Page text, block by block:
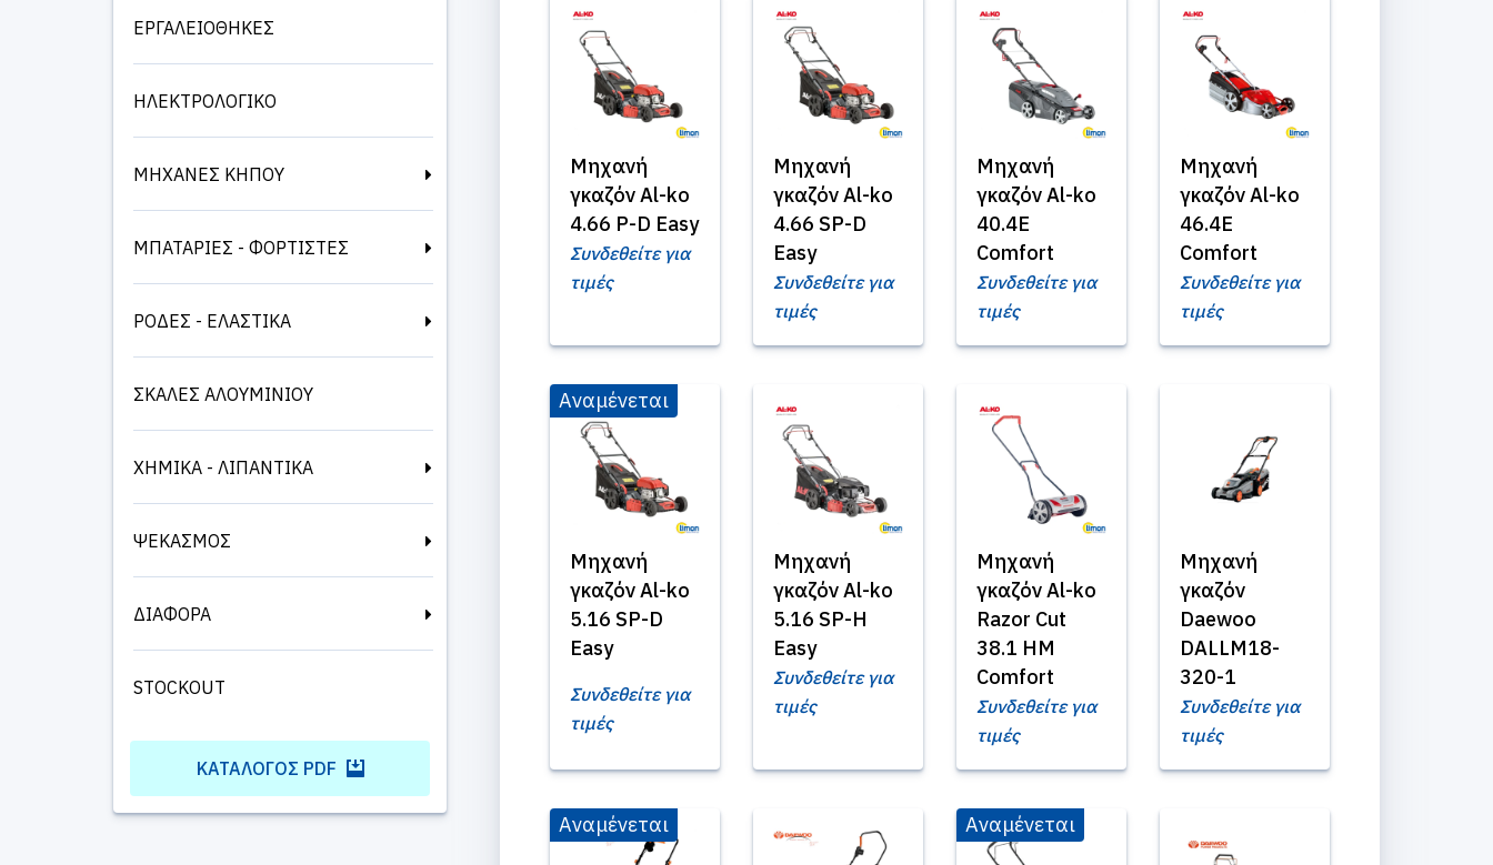
ΕΡΓΑΛΕΙΟΘΗΚΕΣ
ΗΛΕΚΤΡΟΛΟΓΙΚΟ
ΜΗΧΑΝΕΣ ΚΗΠΟΥ
ΜΠΑΤΑΡΙΕΣ - ΦΟΡΤΙΣΤΕΣ
ΡΟΔΕΣ - ΕΛΑΣΤΙΚΑ
ΣΚΑΛΕΣ ΑΛΟΥΜΙΝΙΟΥ
ΧΗΜΙΚΑ - ΛΙΠΑΝΤΙΚΑ
ΨΕΚΑΣΜΟΣ
ΔΙΑΦΟΡΑ
STOCKOUT
ΚΑΤΆΛΟΓΟΣ PDF
Μηχανή
γκαζόν Al-ko
4.66 P-D Easy
Συνδεθείτε για
τιμές
Μηχανή
γκαζόν Al-ko
4.66 SP-D
Easy
Συνδεθείτε για
τιμές
Μηχανή
γκαζόν Al-ko
40.4E
Comfort
Συνδεθείτε για
τιμές
Μηχανή
γκαζόν Al-ko
46.4E
Comfort
Συνδεθείτε για
τιμές
Μηχανή
γκαζόν Al-ko
5.16 SP-D
Easy
Αναμένεται
Συνδεθείτε για
τιμές
Μηχανή
γκαζόν Al-ko
5.16 SP-H
Easy
Συνδεθείτε για
τιμές
Μηχανή
γκαζόν Al-ko
Razor Cut
38.1 HM
Comfort
Συνδεθείτε για
τιμές
Μηχανή
γκαζόν
Daewoo
DALLM18-
320-1
Συνδεθείτε για
τιμές
Αναμένεται Αναμένεται